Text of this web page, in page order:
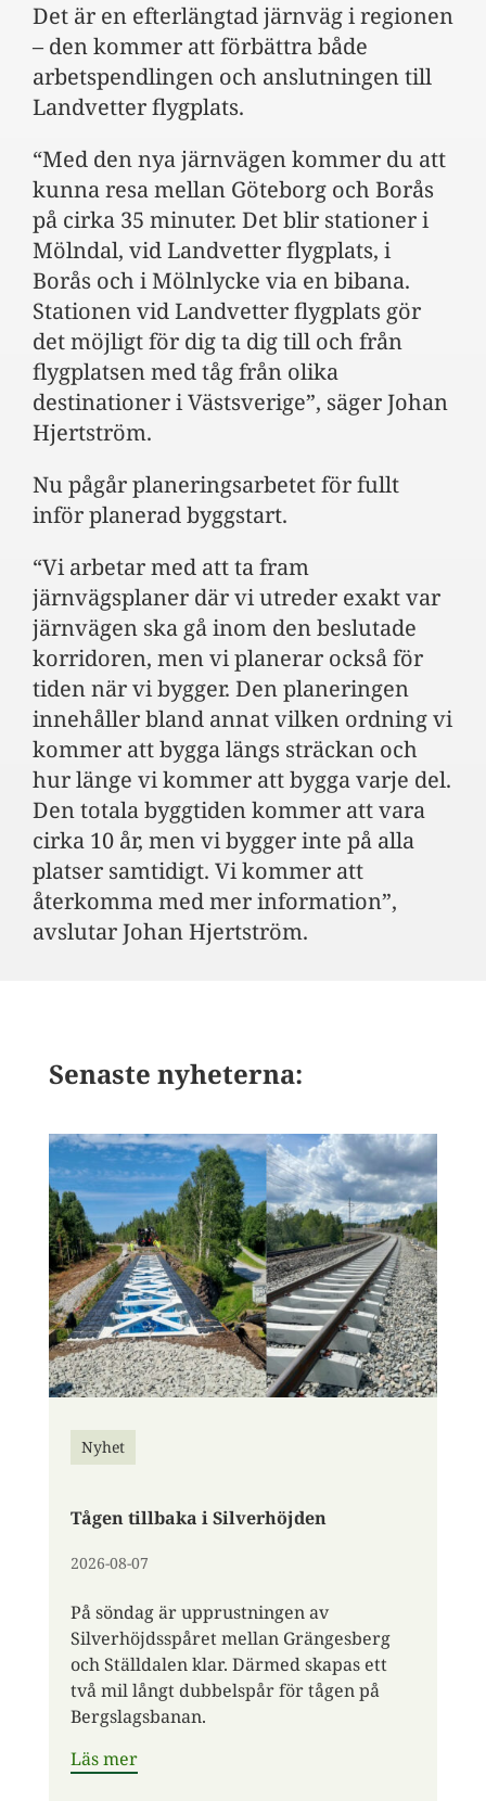
Det är en efterlängtad järnväg i regionen
– den kommer att förbättra både
arbetspendlingen och anslutningen till
Landvetter flygplats.
“Med den nya järnvägen kommer du att
kunna resa mellan Göteborg och Borås
på cirka 35 minuter. Det blir stationer i
Mölndal, vid Landvetter flygplats, i
Borås och i Mölnlycke via en bibana.
Stationen vid Landvetter flygplats gör
det möjligt för dig ta dig till och från
flygplatsen med tåg från olika
destinationer i Västsverige”, säger Johan
Hjertström.
Nu pågår planeringsarbetet för fullt
inför planerad byggstart.
“Vi arbetar med att ta fram
järnvägsplaner där vi utreder exakt var
järnvägen ska gå inom den beslutade
korridoren, men vi planerar också för
tiden när vi bygger. Den planeringen
innehåller bland annat vilken ordning vi
kommer att bygga längs sträckan och
hur länge vi kommer att bygga varje del.
Den totala byggtiden kommer att vara
cirka 10 år, men vi bygger inte på alla
platser samtidigt. Vi kommer att
återkomma med mer information”,
avslutar Johan Hjertström.
Senaste nyheterna:
Nyhet
Tågen tillbaka i Silverhöjden
2026-08-07
På söndag är upprustningen av
Silverhöjdsspåret mellan Grängesberg
och Ställdalen klar. Därmed skapas ett
två mil långt dubbelspår för tågen på
Bergslagsbanan.
Läs mer